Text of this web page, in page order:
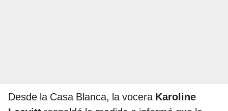
Desde la Casa Blanca, la vocera Karoline